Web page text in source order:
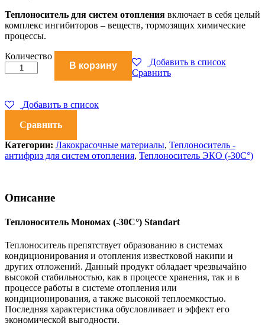
Теплоноситель для систем отопления включает в себя целый
комплекс ингибиторов – веществ, тормозящих химические
процессы.
Теплоноситель
Мономах
(-30С°)
10
л
количество
Количество
В корзину
Добавить в список
Сравнить
Добавить в список
Сравнить
Категории: Лакокрасочные материалы, Теплоноситель -
антифриз для систем отопления, Теплоноситель ЭКО (-30С°)
Описание
Теплоноситель Мономах (-30С°) Standart
Теплоноситель препятствует образованию в системах
кондиционирования и отопления известковой накипи и
других отложений. Данный продукт обладает чрезвычайно
высокой стабильностью, как в процессе хранения, так и в
процессе работы в системе отопления или
кондиционирования, а также высокой теплоемкостью.
Последняя характеристика обусловливает и эффект его
экономической выгодности.